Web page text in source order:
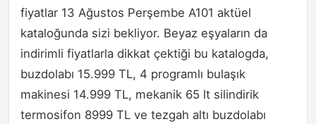
fiyatlar 13 Ağustos Perşembe A101 aktüel
kataloğunda sizi bekliyor. Beyaz eşyaların da
indirimli fiyatlarla dikkat çektiği bu katalogda,
buzdolabı 15.999 TL, 4 programlı bulaşık
makinesi 14.999 TL, mekanik 65 lt silindirik
termosifon 8999 TL ve tezgah altı buzdolabı